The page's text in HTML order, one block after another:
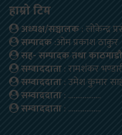
हाम्रो टिम
अध्यक्ष/सञ्चालक: लोकेन्द्र
सम्पादक:ओम प्रकाश ठाकुर
सह- सम्पादक तथा काठमाडौ
सम्वाददाता: रामशंकर
सम्वाददाता: उमेश कुमार
सम्वाददाता: ………………
सम्वाददाता: ………………